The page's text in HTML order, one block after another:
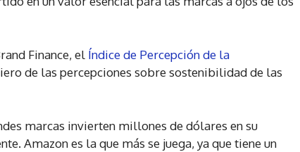
Finance, el Índice de Percepción de la
de las percepciones sobre sostenibilidad de las
marcas invierten millones de dólares en su
Amazon es la que más se juega, ya que tiene un